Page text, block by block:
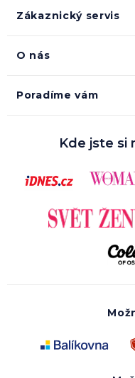
Zákaznický servis
O nás
Poradíme vám
Kde jste si